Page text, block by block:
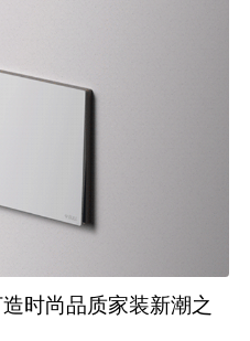
时尚品质家装新潮之